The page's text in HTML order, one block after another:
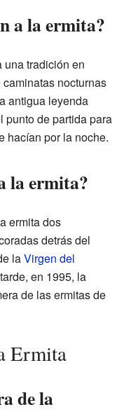
a la ermita?
una tradición en
nocturnas
antigua leyenda
punto de partida para
hacían por la noche.
la ermita?
ermita dos
detrás del
laVirgen del
en 1995, la
de las ermitas de
Ermita
de la